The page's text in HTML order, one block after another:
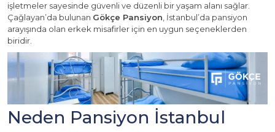
işletmeler sayesinde güvenli ve düzenli bir yaşam alanı sağlar.
Çağlayan’da bulunan Gökçe Pansiyon , İstanbul’da pansiyon
arayışında olan erkek misafirler için en uygun seçeneklerden
biridir.
Neden Pansiyon İstanbul